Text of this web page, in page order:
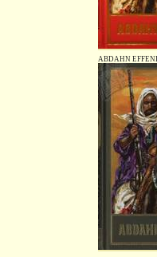
ABDAHN